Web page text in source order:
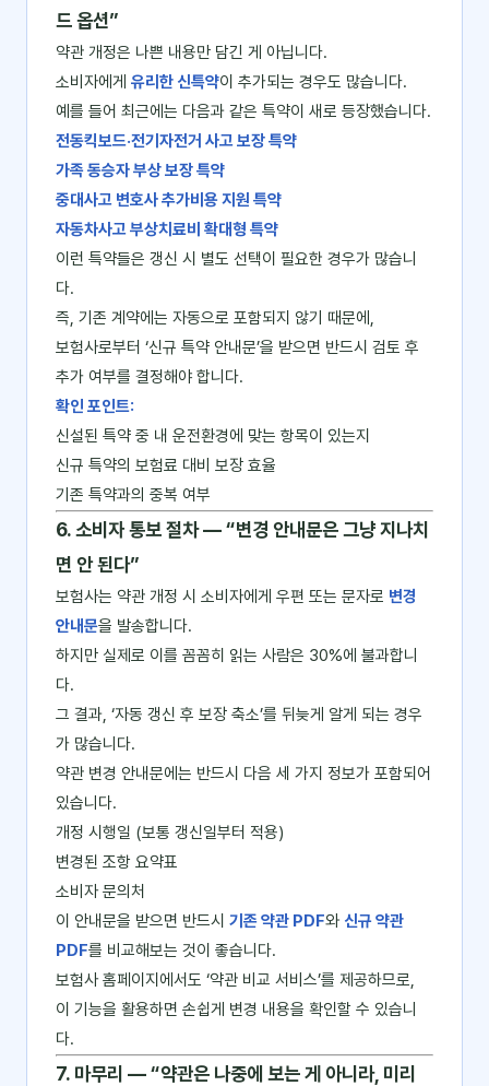
드 옵션”
약관 개정은 나쁜 내용만 담긴 게 아닙니다.
소비자에게 유리한 신특약이 추가되는 경우도 많습니다.
예를 들어 최근에는 다음과 같은 특약이 새로 등장했습니다.
전동킥보드·전기자전거 사고 보장 특약
가족 동승자 부상 보장 특약
중대사고 변호사 추가비용 지원 특약
자동차사고 부상치료비 확대형 특약
이런 특약들은 갱신 시 별도 선택이 필요한 경우가 많습니
다.
즉, 기존 계약에는 자동으로 포함되지 않기 때문에,
보험사로부터 ‘신규 특약 안내문’을 받으면 반드시 검토 후
추가 여부를 결정해야 합니다.
확인 포인트:
신설된 특약 중 내 운전환경에 맞는 항목이 있는지
신규 특약의 보험료 대비 보장 효율
기존 특약과의 중복 여부
6. 소비자 통보 절차 ― “변경 안내문은 그냥 지나치
면 안 된다”
보험사는 약관 개정 시 소비자에게 우편 또는 문자로 변경
안내문을 발송합니다.
하지만 실제로 이를 꼼꼼히 읽는 사람은 30%에 불과합니
다.
그 결과, ‘자동 갱신 후 보장 축소’를 뒤늦게 알게 되는 경우
가 많습니다.
약관 변경 안내문에는 반드시 다음 세 가지 정보가 포함되어
있습니다.
개정 시행일 (보통 갱신일부터 적용)
변경된 조항 요약표
소비자 문의처
이 안내문을 받으면 반드시 기존 약관 PDF와 신규 약관
PDF를 비교해보는 것이 좋습니다.
보험사 홈페이지에서도 ‘약관 비교 서비스’를 제공하므로,
이 기능을 활용하면 손쉽게 변경 내용을 확인할 수 있습니
다.
7. 마무리 ― “약관은 나중에 보는 게 아니라, 미리